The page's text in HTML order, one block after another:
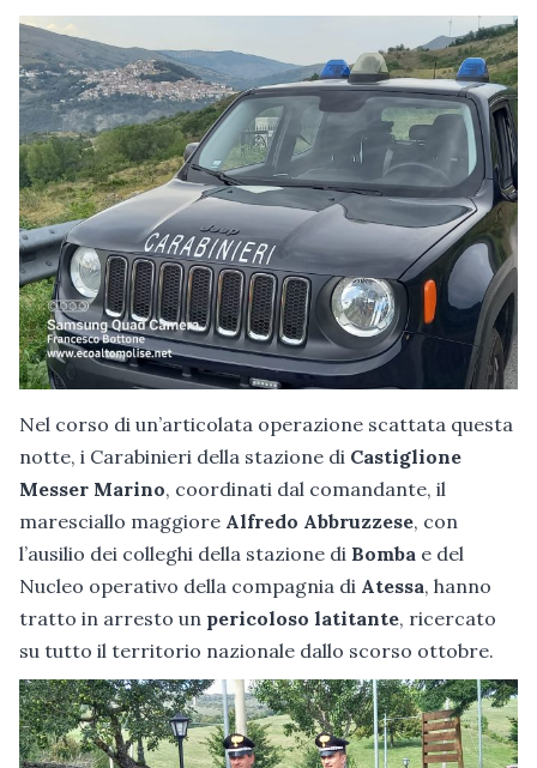
Nel corso di un’articolata operazione scattata questa
notte, i Carabinieri della stazione di Castiglione
Messer Marino, coordinati dal comandante, il
maresciallo maggiore Alfredo Abbruzzese, con
l’ausilio dei colleghi della stazione di Bomba e del
Nucleo operativo della compagnia di Atessa, hanno
tratto in arresto un pericoloso latitante, ricercato
su tutto il territorio nazionale dallo scorso ottobre.